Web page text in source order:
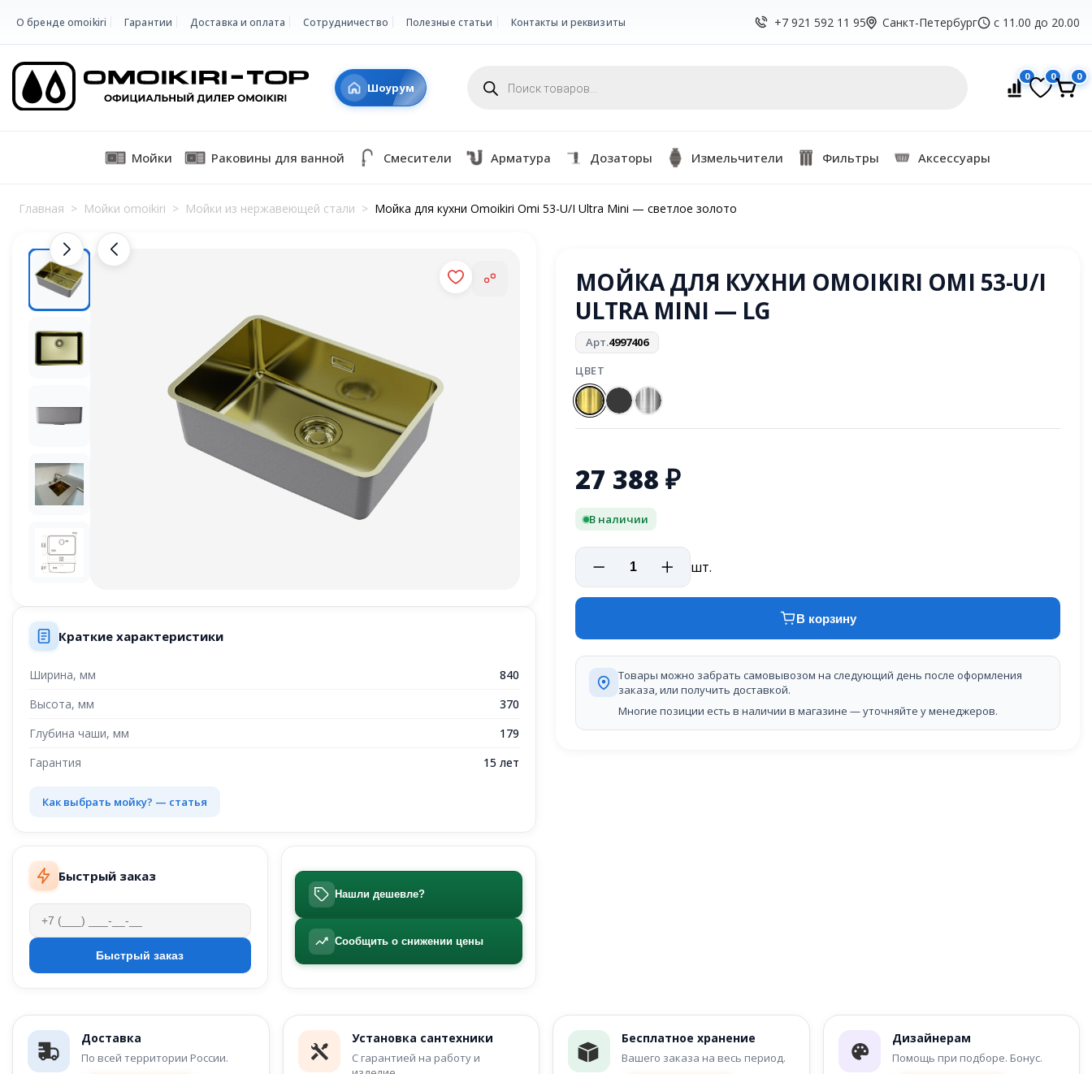
О бренде omoikiri Гарантии Доставка и оплата Сотрудничество Полезные статьи Контакты и реквизиты +7 921 592 11 95 Санкт-Петербург с 11.00 до 20.00
Шоурум товаров 0 0 0
Мойки Раковины для ванной Смесители Арматура Дозаторы Измельчители Фильтры Аксессуары
Главная > Мойки omoikiri > Мойки из нержавеющей стали > Мойка для кухни Omoikiri Omi 53-U/I Ultra Mini — светлое золото
Краткие характеристики
Ширина, мм
840
Высота, мм
370
Глубина чаши, мм
179
Гарантия
15 лет
Как выбрать мойку? — статья
Быстрый заказ
Нашли дешевле?
Сообщить о снижении цены
МОЙКА ДЛЯ КУХНИ OMOIKIRI OMI 53-U/I
ULTRA MINI — LG
Арт.4997406
ЦВЕТ
27 388 ₽
В наличии
шт.
В корзину
Товары можно забрать самовывозом на следующий день после оформления
заказа, или получить доставкой.
Многие позиции есть в наличии в магазине — уточняйте у менеджеров.
Доставка
По всей территории России.
Установка сантехники
С гарантией на работу и
Бесплатное хранение
Вашего заказа на весь период.
Дизайнерам
Помощь при подборе. Бонус.